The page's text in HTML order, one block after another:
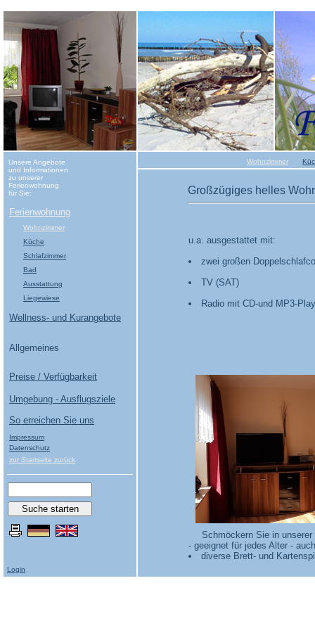
Unsere Angebote
und Informationen
zu unserer
Ferienwohnung
für Sie:
Ferienwohnung
Wohnzimmer
Küche
Schlafzimmer
Bad
Ausstattung
Liegewiese
Wellness- und Kurangebote
Allgemeines
Preise / Verfügbarkeit
Umgebung - Ausflugsziele
So erreichen Sie uns
Impressum
Datenschutz
zur Startseite zurück
Wohnzimmer
Großzügiges helles
u.a. ausgestattet mit:
zwei großen
TV (SAT)
Radio mit CD-und MP3-
Schmöckern Sie in
- geeignet für jedes Alter -
diverse Brett- und
Login